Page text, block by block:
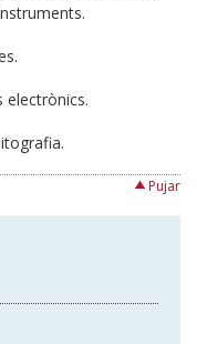
electrònics.
Pujar